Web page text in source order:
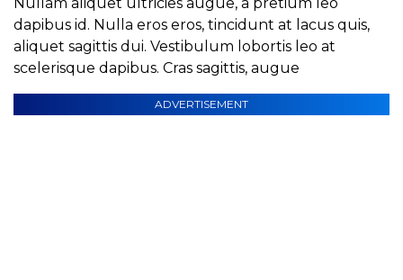
Nullam aliquet ultricies augue, a pretium leo
dapibus id. Nulla eros eros, tincidunt at lacus quis,
aliquet sagittis dui. Vestibulum lobortis leo at
scelerisque dapibus. Cras sagittis, augue
ADVERTISEMENT